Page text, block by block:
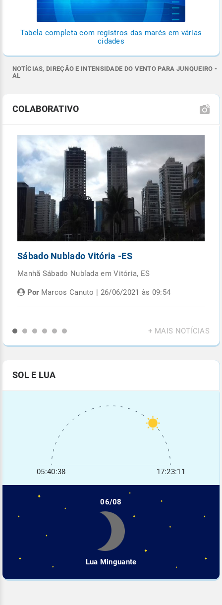
Tabela completa com registros das marés em várias
cidades
NOTÍCIAS, DIREÇÃO E INTENSIDADE DO VENTO PARA JUNQUEIRO -
AL
COLABORATIVO
Sábado Nublado Vitória -ES
Manhã Sábado Nublada em Vitória, ES
PorMarcos Canuto | 26/06/2021 às 09:54
+ MAIS NOTÍCIAS
SOL E LUA
05:40:38 17:23:11
06/08
Lua Minguante